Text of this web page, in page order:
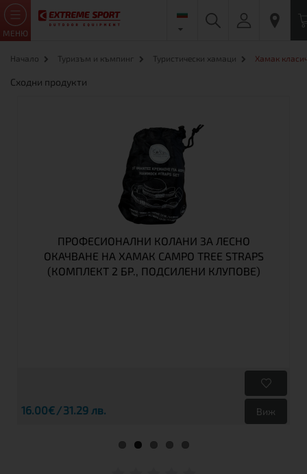
МЕНЮ
Начало Туризъм и къмпинг Туристически хамаци Хамак
Сходни продукти
ПРОФЕСИОНАЛНИ КОЛАНИ ЗА ЛЕСНО
ОКАЧВАНЕ НА ХАМАК CAMPO TREE STRAPS
(КОМПЛЕКТ 2 БР., ПОДСИЛЕНИ КЛУПОВЕ)
16.00€ 31.29 лв. Виж